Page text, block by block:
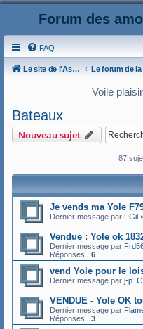
Forum des
FAQ
Le site de l'AspryOK
Voile
Bateaux
Nouveau sujet
87
Je vends ma Yole
Dernier message par FGil
Vendue : Yole ok
Dernier message par
Réponses : 6
vend Yole pour le
Dernier message par j-p. C
VENDUE - Yole OK
Dernier message par
Réponses : 3